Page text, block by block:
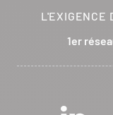
BRETHENAY 52000
Voir la fiche
L'EXIGENCE
1er